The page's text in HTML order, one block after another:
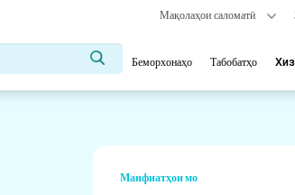
Мақолаҳои саломатӣ
Беморхонаҳо Табобатҳо
Манфиатҳои мо